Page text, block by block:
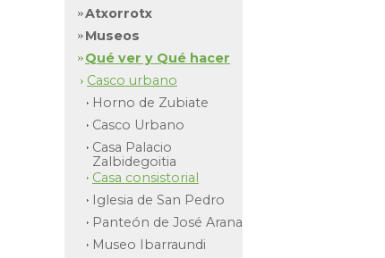
Atxorrotx
Museos
Qué ver y Qué hacer
Casco urbano
Horno de Zubiate
Casco Urbano
Casa Palacio
Zalbidegoitia
Casa consistorial
Iglesia de San Pedro
Panteón de José Arana
Museo Ibarraundi